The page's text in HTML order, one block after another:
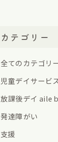
カテゴリー
全てのカテゴリ
児童デイサービ
放課後デイ aile
発達障がい
支援